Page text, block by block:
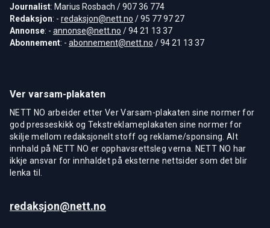
Journalist: Marius Rosbach / 907 36 774
Redaksjon: - redaksjon@nett.no / 95 77 97 27
Annonse: - annonse@nett.no / 94 21 13 37
Abonnement: - abonnement@nett.no / 94 21 13 37
Ver varsam-plakaten
NETT NO arbeider etter Ver Varsam-plakaten sine normer for
god presseskikk og Tekstreklameplakaten sine normer for
skilje mellom redaksjonelt stoff og reklame/sponsing. Alt
innhald på NETT NO er opphavsrettsleg verna. NETT NO har
ikkje ansvar for innhaldet på eksterne nettsider som det blir
lenka til.
redaksjon@nett.no